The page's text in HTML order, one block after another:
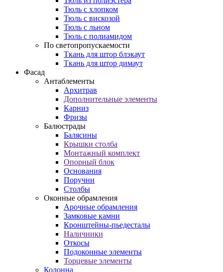
Тюль с хлопком
Тюль с вискозой
Тюль с льном
Тюль с полиамидом
По светопропускаемости
Ткань для штор блэкаут
Ткань для штор димаут
Фасад
Антаблементы
Архитрав
Дополнительные элементы
Карниз
Фризы
Балюстрады
Балясины
Крышки столба
Монтажный комплект
Опорный блок
Основания
Поручни
Столбы
Оконные обрамления
Арочные обрамления
Замковые камни
Кронштейны-пьедесталы
Наличники
Откосы
Подоконные элементы
Торцевые элементы
Колонна